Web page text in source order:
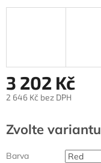
3 202 Kč
2 646 Kč bez DPH
cena:
Zvolte variantu
Barva